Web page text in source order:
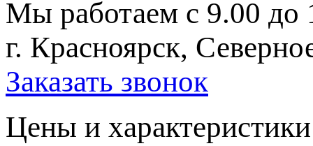
Мы работаем с 9.00 до
г. Красноярск,
Заказать звонок
Цeны и